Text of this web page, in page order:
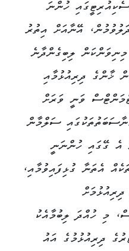
ހުންނަ
އޭނާއަށް އިތުރު
ލިބިގެންދާނެ
ޚާންގެ ދިރިއުޅުމާއި
ވަނީ ވަރަށް
ސަލްމާން
އެ ގޭގައި ހުންނަނީ
އެތަނާ ގުޅިފައިވުމާއި،
މި ހުއްދަ ލިބުމާއެކު
ދިރިއުޅުމުގެ އައު